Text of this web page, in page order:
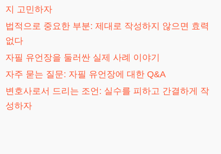
지 고민하자
법적으로 중요한 부분: 제대로 작성하지 않으면 효력
없다
자필 유언장을 둘러싼 실제 사례 이야기
자주 묻는 질문: 자필 유언장에 대한 Q&A
변호사로서 드리는 조언: 실수를 피하고 간결하게 작
성하자